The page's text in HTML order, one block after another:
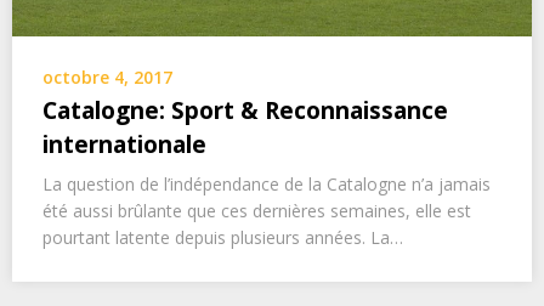
octobre 4, 2017
Catalogne: Sport & Reconnaissance
internationale
La question de l’indépendance de la Catalogne n’a jamais
été aussi brûlante que ces dernières semaines, elle est
pourtant latente depuis plusieurs années. La…